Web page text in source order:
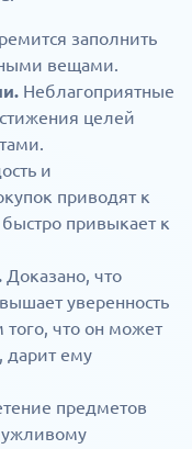
заполнить
вещами.
Неблагоприятные
целей
и
приводят к
привыкает к
Доказано, что
уверенность
что он может
дарит ему
предметов